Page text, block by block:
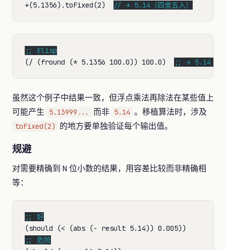
+(5.1356).toFixed(2)
// → 5.14（四舍五入）
;;
(/ (fround (* 5.1356 100.0)) 100.0)
;; → 5.14（浮
虽然这个例子中结果一致，但浮点乘法再除法在某些值上
可能产生 5.13999... 而非 5.14 。移植算法时，涉及
toFixed(2) 的地方要单独验证每个输出值。
规避
对需要精确到 N 位小数的结果，用容差比较而非精确相
等：
;;
;;